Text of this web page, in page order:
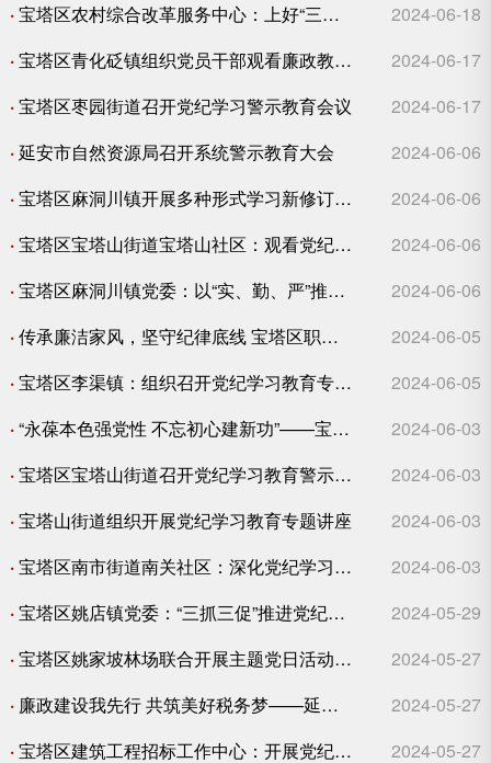
2024-06-18
·宝塔区农村综合改革服务中心：上好“三堂课”，推动党纪学习教育走深走实
2024-06-17
·宝塔区青化砭镇组织党员干部观看廉政教育片《蚁贪之害》
2024-06-17
·宝塔区枣园街道召开党纪学习警示教育会议
2024-06-06
·延安市自然资源局召开系统警示教育大会
2024-06-06
·宝塔区麻洞川镇开展多种形式学习新修订《中国共产党纪律处分条例》活动
2024-06-06
·宝塔区宝塔山街道宝塔山社区：观看党纪教育警示片《零容忍》
2024-06-06
·宝塔区麻洞川镇党委：以“实、勤、严”推动党纪学习教育走深走实
2024-06-05
·传承廉洁家风，坚守纪律底线 宝塔区职称评审服务中心召开廉政座谈会
2024-06-05
·宝塔区李渠镇：组织召开党纪学习教育专题宣讲会
2024-06-03
·“永葆本色强党性 不忘初心建新功”——宝塔区财政局开展警示教育活动
2024-06-03
·宝塔区宝塔山街道召开党纪学习教育警示教育会
2024-06-03
·宝塔山街道组织开展党纪学习教育专题讲座
2024-06-03
·宝塔区南市街道南关社区：深化党纪学习 促进干事作为
2024-05-29
·宝塔区姚店镇党委：“三抓三促”推进党纪学习教育走深走实
2024-05-27
·宝塔区姚家坡林场联合开展主题党日活动推动党纪学习教育走深走实
2024-05-27
·廉政建设我先行 共筑美好税务梦——延安税务举办廉政艺术作品展 筑牢廉洁自律之基
2024-05-27
·宝塔区建筑工程招标工作中心：开展党纪学习教育系列活动